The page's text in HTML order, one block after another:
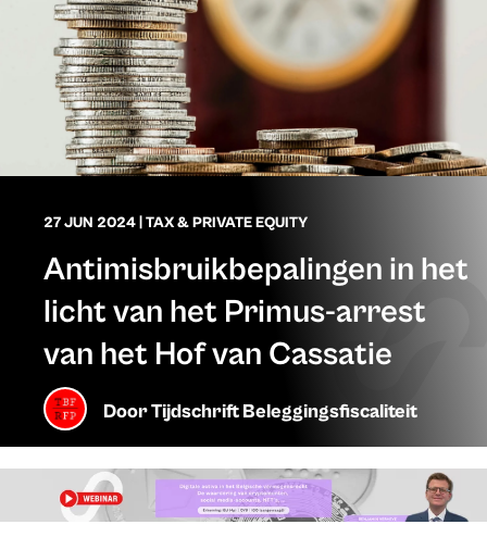
27 JUN 2024|TAX & PRIVATE EQUITY
Antimisbruikbepalingen in het
licht van het Primus-arrest
van het Hof van Cassatie
DoorTijdschrift Beleggingsfiscaliteit